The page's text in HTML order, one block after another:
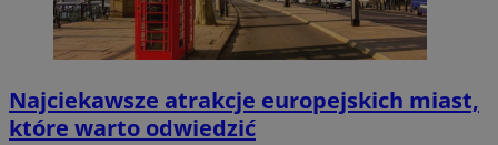
Najciekawsze atrakcje europejskich miast,
które warto odwiedzić